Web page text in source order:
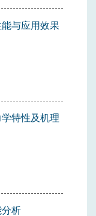
与应用效果
特性及机理
析